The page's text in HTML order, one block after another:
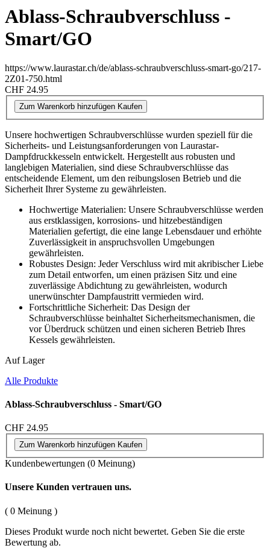
Ablass-Schraubverschluss -
Smart/GO
https://www.laurastar.ch/de/ablass-schraubverschluss-smart-go/217-
2Z01-750.html
CHF 24.95
Zum Warenkorb hinzufügen Kaufen
Unsere hochwertigen Schraubverschlüsse wurden speziell für die
Sicherheits- und Leistungsanforderungen von Laurastar-
Dampfdruckkesseln entwickelt. Hergestellt aus robusten und
langlebigen Materialien, sind diese Schraubverschlüsse das
entscheidende Element, um den reibungslosen Betrieb und die
Sicherheit Ihrer Systeme zu gewährleisten.
Hochwertige Materialien: Unsere Schraubverschlüsse werden
aus erstklassigen, korrosions- und hitzebeständigen
Materialien gefertigt, die eine lange Lebensdauer und erhöhte
Zuverlässigkeit in anspruchsvollen Umgebungen
gewährleisten.
Robustes Design: Jeder Verschluss wird mit akribischer Liebe
zum Detail entworfen, um einen präzisen Sitz und eine
zuverlässige Abdichtung zu gewährleisten, wodurch
unerwünschter Dampfaustritt vermieden wird.
Fortschrittliche Sicherheit: Das Design der
Schraubverschlüsse beinhaltet Sicherheitsmechanismen, die
vor Überdruck schützen und einen sicheren Betrieb Ihres
Kessels gewährleisten.
Auf Lager
Alle Produkte
Ablass-Schraubverschluss - Smart/GO
CHF 24.95
Zum Warenkorb hinzufügen Kaufen
Kundenbewertungen (0 Meinung)
Unsere Kunden vertrauen uns.
( 0 Meinung )
Dieses Produkt wurde noch nicht bewertet. Geben Sie die erste
Bewertung ab.